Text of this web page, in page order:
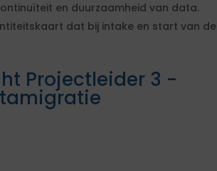
en duurzaamheid van data.
dat bij intake en start van de
Projectleider 3 -